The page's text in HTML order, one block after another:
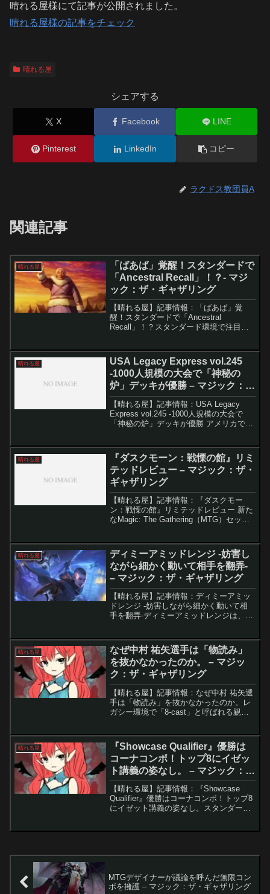
晴れる屋様にて記事が公開されました。
晴れる屋様の記事をチェック
晴れる屋
シェアする
X Facebook LINE
Pinterest LinkedIn コピー
ラクドス教団員A
関連記事
晴れる屋
「ばあば」覚醒！スタンダードで
「Ancestral Recall」！？- マジ
ック：ザ・ギャザリング
【晴れる屋】記事情報：「ばあば」覚
醒！スタンダードで「Ancestral
Recall」！？スタンダード環境で注目を
のデッキです。講義カードを墓地にた
め、強力なドローや...
晴れる屋
USA Legacy Express vol.245
-1000人規模の大会で「神秘の
炉」デッキが優勝 – マジック：
ザ・ギャザリング
【晴れる屋】記事情報：USA Legacy
Express vol.245 -1000人規模の大会で
「神秘の炉」デッキが優勝 アメリカで開
者が集まり...
晴れる屋
『ダスクモーン：戦慄の館』リミ
テッドレビュー – マジック：ザ・
ギャザリング
【晴れる屋】記事情報：『ダスクモー
ン：戦慄の館』リミテッドレビュー 新た
なMagic: The Gathering（MTG）セット
しています。このセットは、古典的なス
ラ...
晴れる屋
ディミーアミッドレンジ -妨害し
ながら細かく動いて相手を翻弄-
– マジック：ザ・ギャザリング
【晴れる屋】記事情報：ディミーアミッ
ドレンジ -妨害しながら細かく動いて相
手を翻弄-ディミーアミッドレンジは、軽
黒デッキ。序盤から圧をかけ、中盤以降
は盤面制圧とアドバン...
晴れる屋
なぜ中村 祐矢選手は「物読み」
を抜かなかったのか。 – マジッ
ク：ザ・ギャザリング
【晴れる屋】記事情報：なぜ中村 祐矢選
手は「物読み」を抜かなかったのか。レ
ガシー環境で「8-cast」と呼ばれる親和
素も「親和」要素も薄れています。それ
でもなお、...
晴れる屋
『Showcase Qualifier』優勝は
コーナコンボ！トップ8にイゼッ
ト講義の姿なし。 – マジック：
ザ・ギャザリング
【晴れる屋】記事情報：『Showcase
Qualifier』優勝はコーナコンボ！トップ8
にイゼット講義の姿なし。スタンダード
MTGデザイナーが議論を呼んだ無限コン
ボを擁護 – マジック：ザ・ギャザリング